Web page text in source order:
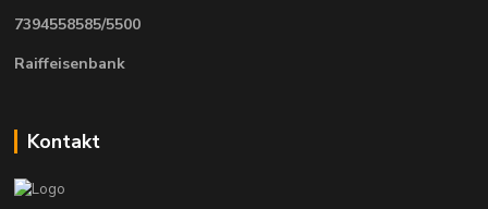
7394558585/5500
Raiffeisenbank
Kontakt